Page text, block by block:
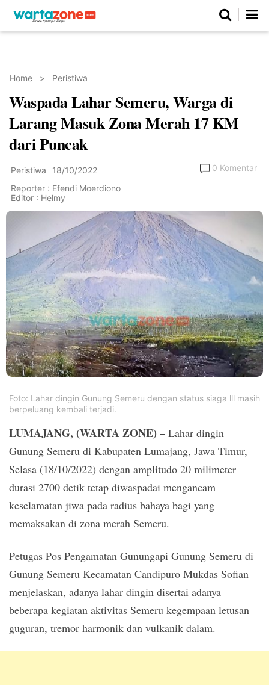
Netizen
Beranda
About Us
Contact Us
Hak Jawab
Kode Etik
Pedoman Media Siber
Redaksi
©
Copyright
2026
PT.
Balqis
Cyber
Media
Sejahtera
Home > Peristiwa
Waspada Lahar Semeru, Warga di
Larang Masuk Zona Merah 17 KM
dari Puncak
Peristiwa 18/10/2022
0 Komentar
Reporter : Efendi Moerdiono
Editor : Helmy
Foto: Lahar dingin Gunung Semeru dengan status siaga lll masih
berpeluang kembali terjadi.
LUMAJANG, (WARTA ZONE) – Lahar dingin
Gunung Semeru di Kabupaten Lumajang, Jawa Timur,
Selasa (18/10/2022) dengan amplitudo 20 milimeter
durasi 2700 detik tetap diwaspadai mengancam
keselamatan jiwa pada radius bahaya bagi yang
memaksakan di zona merah Semeru.
Petugas Pos Pengamatan Gunungapi Gunung Semeru di
Gunung Semeru Kecamatan Candipuro Mukdas Sofian
menjelaskan, adanya lahar dingin disertai adanya
beberapa kegiatan aktivitas Semeru kegempaan letusan
guguran, tremor harmonik dan vulkanik dalam.